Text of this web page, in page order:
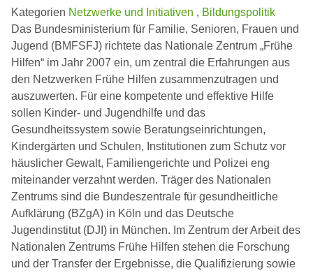
Kategorien Netzwerke und Initiativen , Bildungspolitik
Das Bundesministerium für Familie, Senioren, Frauen und
Jugend (BMFSFJ) richtete das Nationale Zentrum „Frühe
Hilfen“ im Jahr 2007 ein, um zentral die Erfahrungen aus
den Netzwerken Frühe Hilfen zusammenzutragen und
auszuwerten. Für eine kompetente und effektive Hilfe
sollen Kinder- und Jugendhilfe und das
Gesundheitssystem sowie Beratungseinrichtungen,
Kindergärten und Schulen, Institutionen zum Schutz vor
häuslicher Gewalt, Familiengerichte und Polizei eng
miteinander verzahnt werden. Träger des Nationalen
Zentrums sind die Bundeszentrale für gesundheitliche
Aufklärung (BZgA) in Köln und das Deutsche
Jugendinstitut (DJI) in München. Im Zentrum der Arbeit des
Nationalen Zentrums Frühe Hilfen stehen die Forschung
und der Transfer der Ergebnisse, die Qualifizierung sowie